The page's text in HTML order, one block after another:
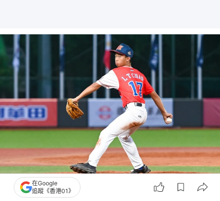
陳樂滔在對日本一戰擔任「關門投手」，三上三下解決日本打者。（Facebook：
在Google
追蹤《香港01》